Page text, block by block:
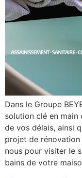
Dans le Groupe
solution clé en
de vos délais, ainsi
projet de
nous pour visiter le
bains de votre